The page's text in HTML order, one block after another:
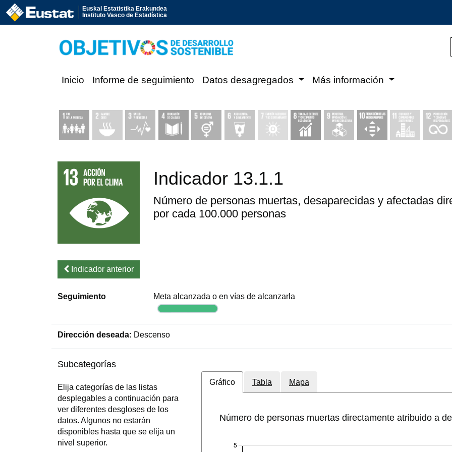
Euskal Estatistika Erakundea
Instituto Vasco de Estadística
Inicio Informe de seguimiento Datos desagregados Más información
Indicador 13.1.1
Número de personas muertas, desaparecidas y afectadas
por cada 100.000 personas
Indicador anterior
Seguimiento Meta alcanzada o en vías de alcanzarla
Dirección deseada: Descenso
Subcategorías
Elija categorías de las listas
desplegables a continuación para
ver diferentes desgloses de los
datos. Algunos no estarán
disponibles hasta que se elija un
nivel superior.
Gráfico Tabla Mapa
Número de personas muertas directamente atribuido a